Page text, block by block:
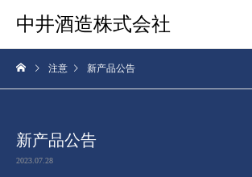
中井酒造株式会社
注意 新产品公告
新产品公告
2023.07.28